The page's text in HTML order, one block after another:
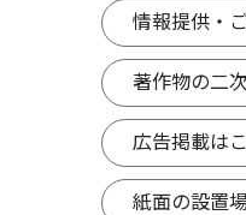
情報提供・
著作物の二
広告掲載は
紙面の設置